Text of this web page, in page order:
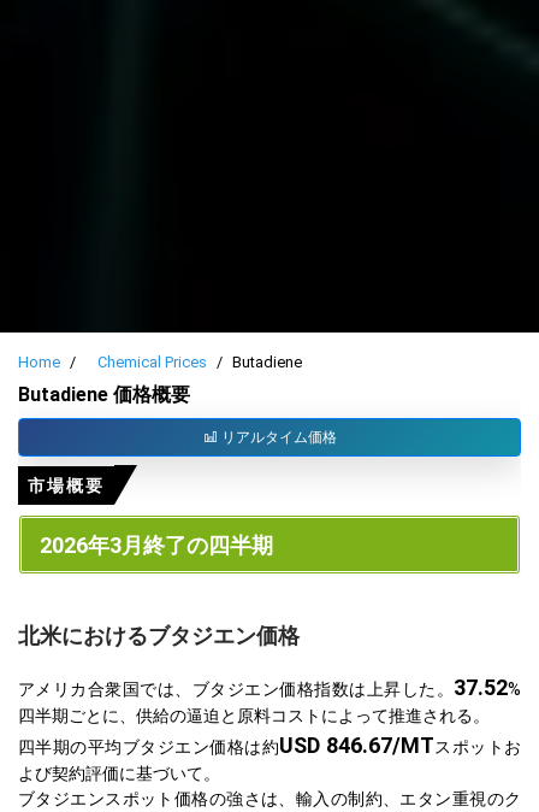
Home Chemical Prices Butadiene
Butadiene 価格概要
リアルタイム価格
市場概要
2026年3月終了の四半期
北米におけるブタジエン価格
アメリカ合衆国では、ブタジエン価格指数は上昇した。 37.52%
四半期ごとに、供給の逼迫と原料コストによって推進される。
四半期の平均ブタジエン価格は約USD 846.67/MTスポットお
よび契約評価に基づいて。
ブタジエンスポット価格の強さは、輸入の制約、エタン重視のク